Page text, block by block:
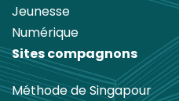
Jeunesse
Numérique
Sites compagnons
Méthode de Singapour